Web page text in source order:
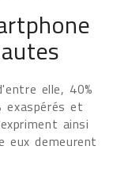
elle, 40%
exaspérés et
ainsi
eux demeurent